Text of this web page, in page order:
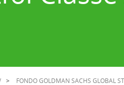
FONDO GOLDMAN SACHS GLOBAL